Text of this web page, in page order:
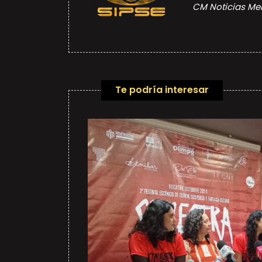
CM Noticias
Te podría interesar